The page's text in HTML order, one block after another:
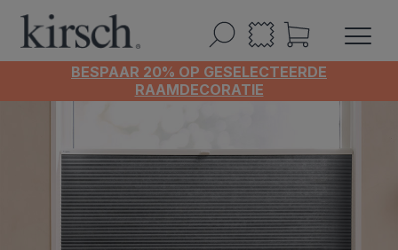
BESPAAR 20% OP GESELECTEERDE
RAAMDECORATIE